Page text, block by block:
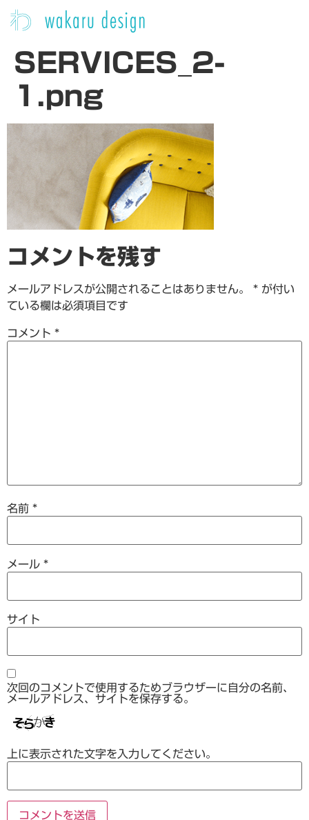
SERVICES_2-
1.png
コメントを残す
メールアドレスが公開されることはありません。 * が付い
ている欄は必須項目です
コメント *
名前 *
メール *
サイト
次回のコメントで使用するためブラウザーに自分の名前、
メールアドレス、サイトを保存する。
上に表示された文字を入力してください。